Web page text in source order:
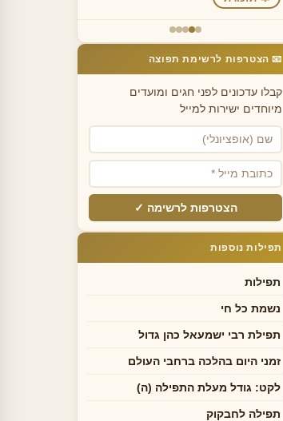
📧 הצטרפות לרשימת תפוצה
קבלו עדכונים לפני חגים ומועדים
מיוחדים ישירות למייל
הצטרפות לרשימה ✓
תפילות נוספות
תפילות
נשמת כל חי
תפילת רבי ישמעאל כהן גדול
זמני היום בהלכה ברחבי העולם
לקט: גודל מעלת התפילה (ה)
תפילה לחבקוק